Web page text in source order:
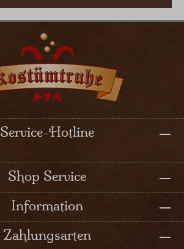
Service-Hotline
Shop Service
Information
Zahlungsarten